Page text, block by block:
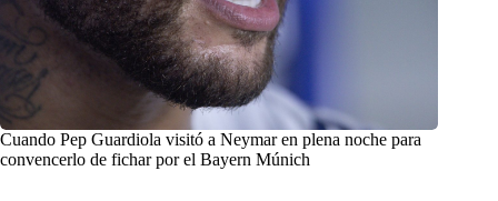
Cuando Pep Guardiola visitó a Neymar en plena noche para
convencerlo de fichar por el Bayern Múnich